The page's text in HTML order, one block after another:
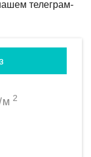
телеграм-
м2